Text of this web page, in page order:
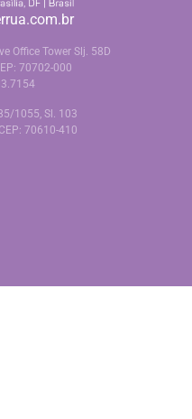
Office Tower Slj. 58D
70702-000
1055, Sl. 103
70610-410